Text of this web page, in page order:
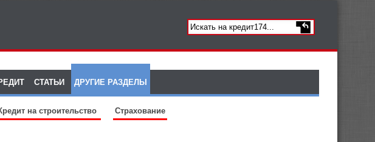
СТАТЬИ ДРУГИЕ РАЗДЕЛЫ
на строительство Страхование